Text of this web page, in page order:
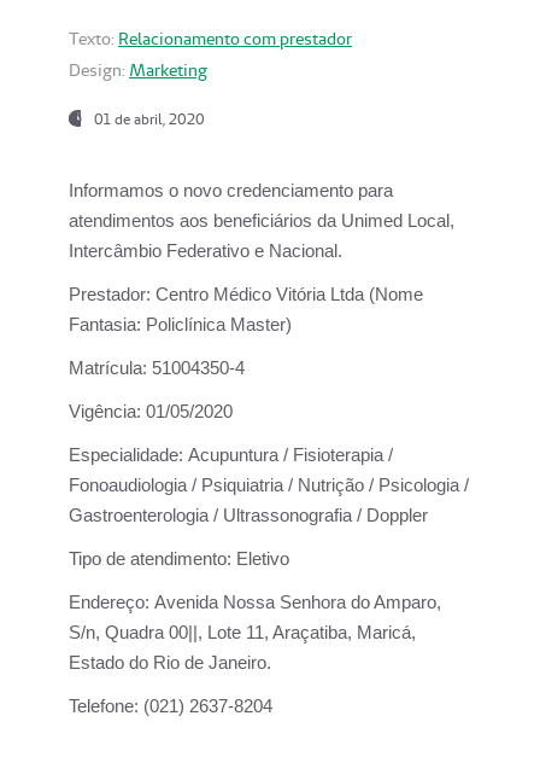
Texto: Relacionamento com prestador
Design: Marketing
01 de abril, 2020
Informamos o novo credenciamento para
atendimentos aos beneficiários da Unimed Local,
Intercâmbio Federativo e Nacional.
Prestador: Centro Médico Vitória Ltda (Nome
Fantasia: Policlínica Master)
Matrícula: 51004350-4
Vigência: 01/05/2020
Especialidade: Acupuntura / Fisioterapia /
Fonoaudiologia / Psiquiatria / Nutrição / Psicologia /
Gastroenterologia / Ultrassonografia / Doppler
Tipo de atendimento: Eletivo
Endereço: Avenida Nossa Senhora do Amparo,
S/n, Quadra 00||, Lote 11, Araçatiba, Maricá,
Estado do Rio de Janeiro.
Telefone: (021) 2637-8204